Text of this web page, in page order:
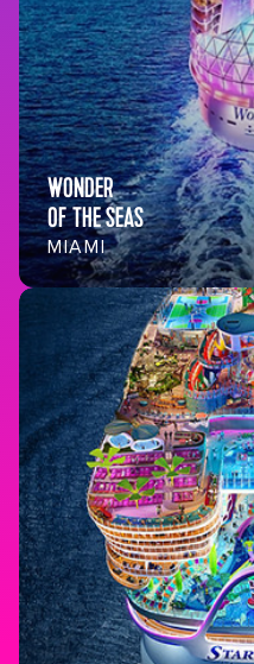
WONDER
OF THE SEAS
MIAMI